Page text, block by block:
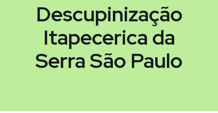
Descupinização
Itapecerica da
Serra São Paulo